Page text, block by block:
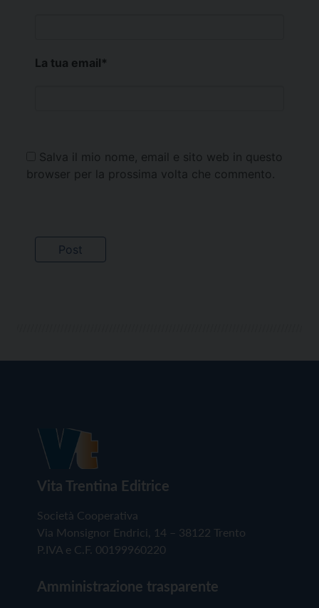
La tua email*
Salva il mio nome, email e sito web in questo
browser per la prossima volta che commento.
Vita Trentina Editrice
Società Cooperativa
Via Monsignor Endrici, 14 – 38122 Trento
P.IVA e C.F. 00199960220
Amministrazione trasparente